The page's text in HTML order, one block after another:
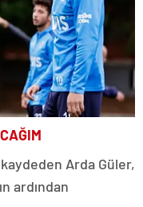
Arda Güler,
ardından